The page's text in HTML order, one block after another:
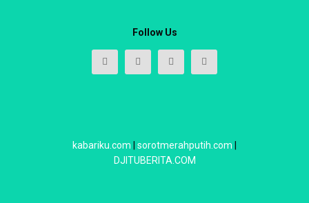
Follow Us
kabariku.com sorotmerahputih.com
DJITUBERITA.COM